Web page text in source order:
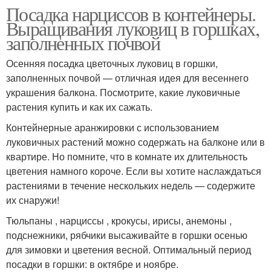
Посадка нарциссов в контейнеры.
Выращивания луковиц в горшках,
заполненных почвой
Осенняя посадка цветочных луковиц в горшки,
заполненных почвой — отличная идея для весеннего
украшения балкона. Посмотрите, какие луковичные
растения купить и как их сажать.
Контейнерные аранжировки с использованием
луковичных растений можно содержать на балконе или в
квартире. Но помните, что в комнате их длительность
цветения намного короче. Если вы хотите наслаждаться
растениями в течение нескольких недель — содержите
их снаружи!
Тюльпаны , нарциссы , крокусы, ирисы, анемоны ,
подснежники, рябчики высаживайте в горшки осенью
для зимовки и цветения весной. Оптимальный период
посадки в горшки: в октябре и ноябре.